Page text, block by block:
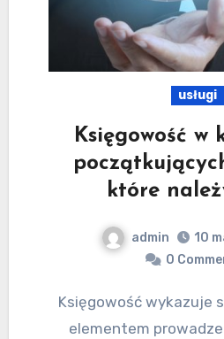
usługi
Księgowość w
które
admin
10
0
Księgowość wykazuje się nieodłącznym
elementem